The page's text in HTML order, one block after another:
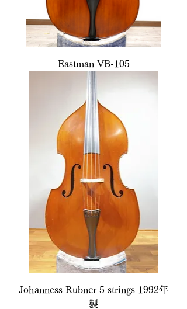
Eastman VB-105
Johanness Rubner 5 strings 1992年
製